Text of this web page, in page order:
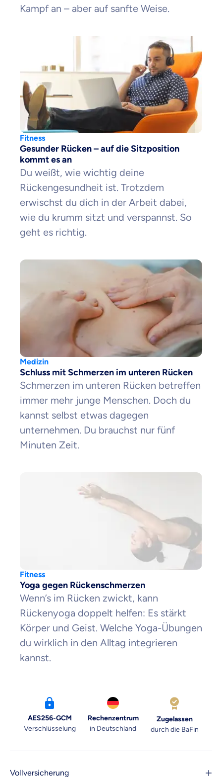
Kampf an – aber auf sanfte Weise.
Fitness
Gesunder Rücken – auf die Sitzposition
kommt es an
Du weißt, wie wichtig deine
Rückengesundheit ist. Trotzdem
erwischst du dich in der Arbeit dabei,
wie du krumm sitzt und verspannst. So
geht es richtig.
Medizin
Schluss mit Schmerzen im unteren Rücken
Schmerzen im unteren Rücken betreffen
immer mehr junge Menschen. Doch du
kannst selbst etwas dagegen
unternehmen. Du brauchst nur fünf
Minuten Zeit.
Fitness
Yoga gegen Rückenschmerzen
Wenn’s im Rücken zwickt, kann
Rückenyoga doppelt helfen: Es stärkt
Körper und Geist. Welche Yoga-Übungen
du wirklich in den Alltag integrieren
kannst.
AES256-GCM
Verschlüsselung
Rechenzentrum
in Deutschland
Zugelassen
durch die BaFin
Vollversicherung